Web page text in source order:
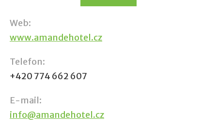
Web:
www.amandehotel.cz
Telefon:
+420 774 662 607
E-mail:
info@amandehotel.cz